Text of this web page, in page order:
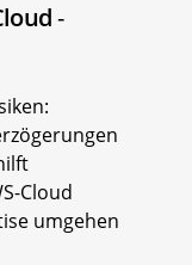
-
Cloud
umgehen